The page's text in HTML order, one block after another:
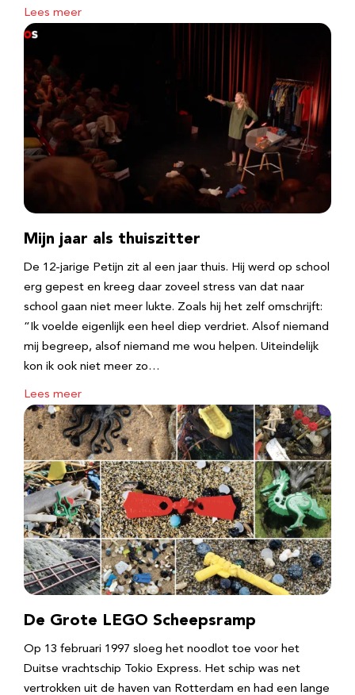
Lees meer
Mijn jaar als thuiszitter
De 12-jarige Petijn zit al een jaar thuis. Hij werd op school
erg gepest en kreeg daar zoveel stress van dat naar
school gaan niet meer lukte. Zoals hij het zelf omschrijft:
“Ik voelde eigenlijk een heel diep verdriet. Alsof niemand
mij begreep, alsof niemand me wou helpen. Uiteindelijk
kon ik ook niet meer zo…
Lees meer
De Grote LEGO Scheepsramp
Op 13 februari 1997 sloeg het noodlot toe voor het
Duitse vrachtschip Tokio Express. Het schip was net
vertrokken uit de haven van Rotterdam en had een lange